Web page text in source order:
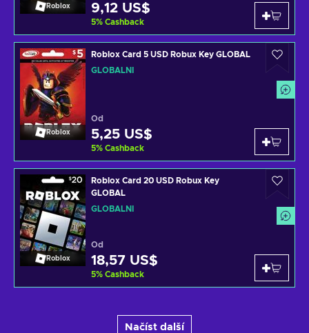
Roblox 9,12 US$
5% Cashback
Roblox
Roblox Card 5 USD Robux Key GLOBAL
GLOBÁLNÍ
Od
5,25 US$
5% Cashback
Roblox
Roblox Card 20 USD Robux Key
GLOBAL
GLOBÁLNÍ
Od
18,57 US$
5% Cashback
Načíst další